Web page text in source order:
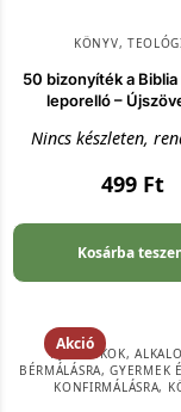
KÖNYV,
50 bizonyíték a
leporelló –
Nincs készleten,
499 Ft
Kosárba
Akció
AJÁNDÉKOK,
BÉRMÁLÁSRA,GYERMEK
KONFIRMÁLÁSRA,